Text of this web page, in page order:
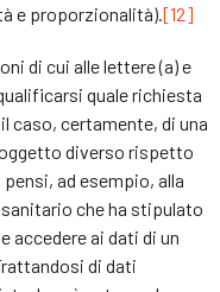
e proporzionalità). [12]
di cui alle lettere (a) e
quale richiesta
il caso, certamente, di una
diverso rispetto
ad esempio, alla
che ha stipulato
accedere ai dati di un
di dati